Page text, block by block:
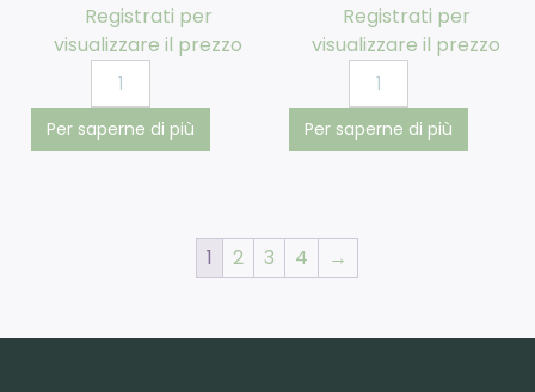
Registrati per
visualizzare il prezzo
Per saperne di più
Registrati per
visualizzare il prezzo
Per saperne di più
1 2 3 4 →